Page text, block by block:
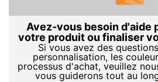
Avez-vous besoin d'aide
votre produit ou finaliser
Si vous avez des
personnalisation, les
processus d'achat, veuillez
vous guiderons tout au